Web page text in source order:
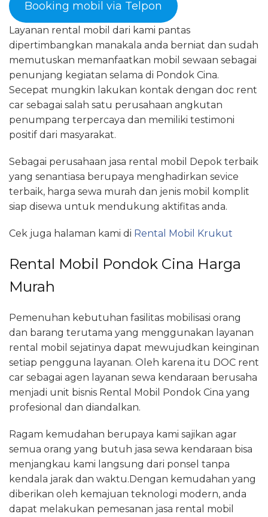
Booking mobil via Telpon
Layanan rental mobil dari kami pantas
dipertimbangkan manakala anda berniat dan sudah
memutuskan memanfaatkan mobil sewaan sebagai
penunjang kegiatan selama di Pondok Cina.
Secepat mungkin lakukan kontak dengan doc rent
car sebagai salah satu perusahaan angkutan
penumpang terpercaya dan memiliki testimoni
positif dari masyarakat.
Sebagai perusahaan jasa rental mobil Depok terbaik
yang senantiasa berupaya menghadirkan sevice
terbaik, harga sewa murah dan jenis mobil komplit
siap disewa untuk mendukung aktifitas anda.
Cek juga halaman kami di Rental Mobil Krukut
Rental Mobil Pondok Cina Harga
Murah
Pemenuhan kebutuhan fasilitas mobilisasi orang
dan barang terutama yang menggunakan layanan
rental mobil sejatinya dapat mewujudkan keinginan
setiap pengguna layanan. Oleh karena itu DOC rent
car sebagai agen layanan sewa kendaraan berusaha
menjadi unit bisnis Rental Mobil Pondok Cina yang
profesional dan diandalkan.
Ragam kemudahan berupaya kami sajikan agar
semua orang yang butuh jasa sewa kendaraan bisa
menjangkau kami langsung dari ponsel tanpa
kendala jarak dan waktu.Dengan kemudahan yang
diberikan oleh kemajuan teknologi modern, anda
dapat melakukan pemesanan jasa rental mobil